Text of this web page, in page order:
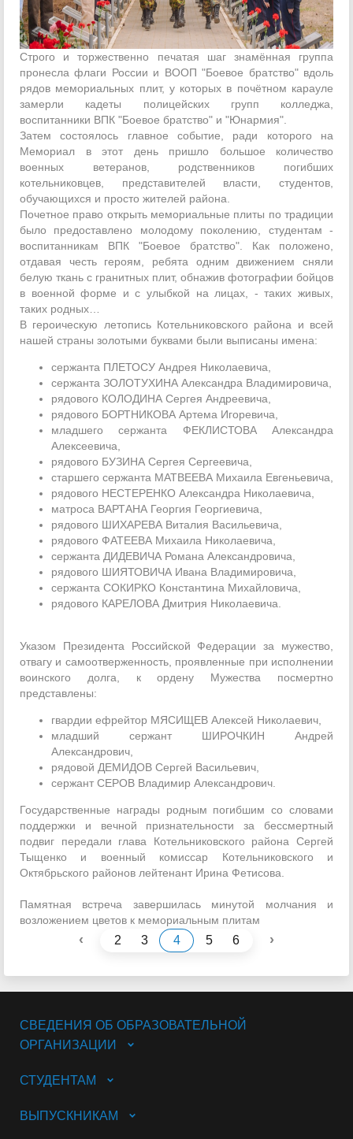
Строго и торжественно печатая шаг знамённая группа
пронесла флаги России и ВООП "Боевое братство" вдоль
рядов мемориальных плит, у которых в почётном карауле
замерли кадеты полицейских групп колледжа,
воспитанники ВПК "Боевое братство" и "Юнармия".
Затем состоялось главное событие, ради которого на
Мемориал в этот день пришло большое количество
военных ветеранов, родственников погибших
котельниковцев, представителей власти, студентов,
обучающихся и просто жителей района.
Почетное право открыть мемориальные плиты по традиции
было предоставлено молодому поколению, студентам -
воспитанникам ВПК "Боевое братство". Как положено,
отдавая честь героям, ребята одним движением сняли
белую ткань с гранитных плит, обнажив фотографии бойцов
в военной форме и с улыбкой на лицах, - таких живых,
таких родных…
В героическую летопись Котельниковского района и всей
нашей страны золотыми буквами были выписаны имена:
сержанта ПЛЕТОСУ Андрея Николаевича,
сержанта ЗОЛОТУХИНА Александра Владимировича,
рядового КОЛОДИНА Сергея Андреевича,
рядового БОРТНИКОВА Артема Игоревича,
младшего сержанта ФЕКЛИСТОВА Александра
Алексеевича,
рядового БУЗИНА Сергея Сергеевича,
старшего сержанта МАТВЕЕВА Михаила Евгеньевича,
рядового НЕСТЕРЕНКО Александра Николаевича,
матроса ВАРТАНА Георгия Георгиевича,
рядового ШИХАРЕВА Виталия Васильевича,
рядового ФАТЕЕВА Михаила Николаевича,
сержанта ДИДЕВИЧА Романа Александровича,
рядового ШИЯТОВИЧА Ивана Владимировича,
сержанта СОКИРКО Константина Михайловича,
рядового КАРЕЛОВА Дмитрия Николаевича.
Указом Президента Российской Федерации за мужество,
отвагу и самоотверженность, проявленные при исполнении
воинского долга, к ордену Мужества посмертно
представлены:
гвардии ефрейтор МЯСИЩЕВ Алексей Николаевич,
младший сержант ШИРОЧКИН Андрей
Александрович,
рядовой ДЕМИДОВ Сергей Васильевич,
сержант СЕРОВ Владимир Александрович.
Государственные награды родным погибшим со словами
поддержки и вечной признательности за бессмертный
подвиг передали глава Котельниковского района Сергей
Тыщенко и военный комиссар Котельниковского и
Октябрьского районов лейтенант Ирина Фетисова.
Памятная встреча завершилась минутой молчания и
возложением цветов к мемориальным плитам
‹ 2 3 4 5 6 ›
СВЕДЕНИЯ ОБ ОБРАЗОВАТЕЛЬНОЙ
ОРГАНИЗАЦИИ
СТУДЕНТАМ
ВЫПУСКНИКАМ